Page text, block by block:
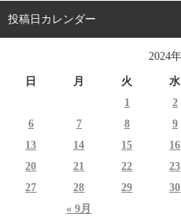
投稿日カレンダー
2024
日 月 火 水
« 9月
1 2
6
7 8 9
13
14 15 16
20
21 22 23
27
28 29 30